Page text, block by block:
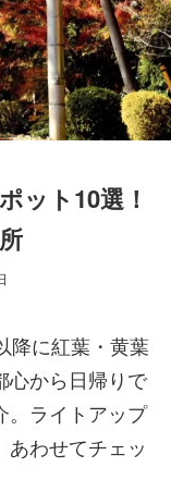
ット10選！
降に紅葉・黄葉
心から日帰りで
。ライトアップ
わせてチェッ